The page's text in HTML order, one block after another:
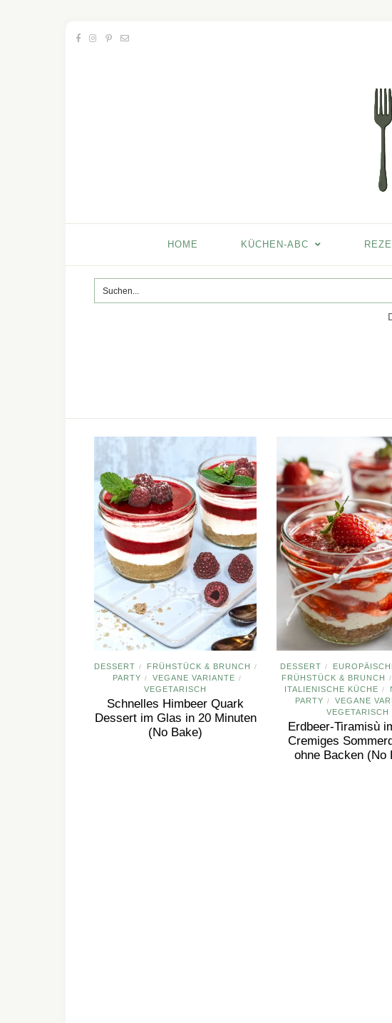
HOME KÜCHEN-ABC
DESSERT / FRÜHSTÜCK & BRUNCH /
PARTY / VEGANE VARIANTE /
VEGETARISCH
Schnelles Himbeer Quark
Dessert im Glas in 20 Minuten
(No Bake)
DESSERT /
FRÜHSTÜCK & BRUNCH /
ITALIENISCHE KÜCHE /
PARTY / VEGANE
VEGETARISCH
Erdbeer-Tiramisù
Cremiges
ohne Backen (No